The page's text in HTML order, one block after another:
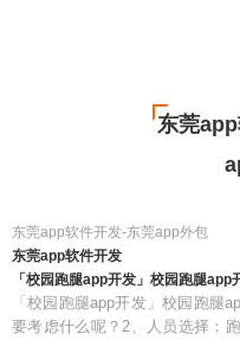
东莞
东莞app软件开发-东莞app外包
东莞app软件开发
「校园跑腿app开发」校园跑腿app
「校园跑腿app开发」校园跑腿
要考虑什么呢？2、人员选择：